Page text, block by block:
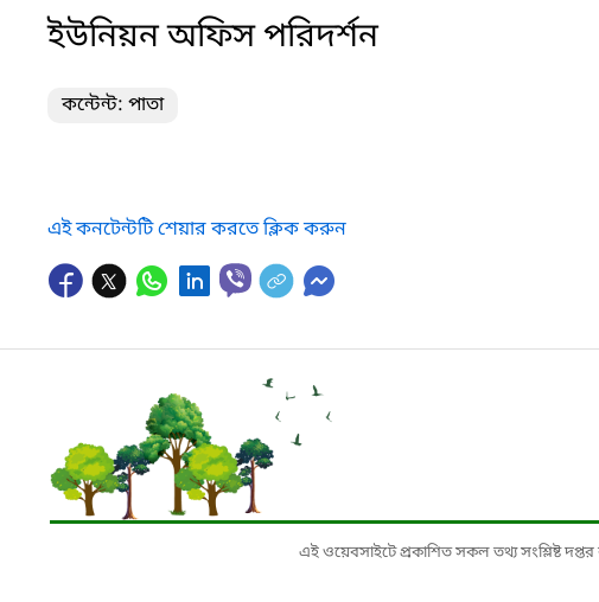
ইউনিয়ন অফিস পরিদর্শন
কন্টেন্ট: পাতা
এই কনটেন্টটি শেয়ার করতে ক্লিক করুন
এই ওয়েবসাইটে প্রকাশিত সকল তথ্য সংশ্লিষ্ট দপ্তর